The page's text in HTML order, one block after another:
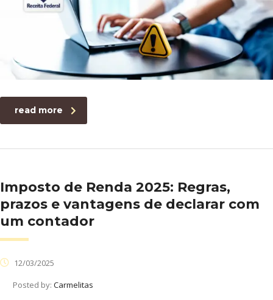
read more
Imposto de Renda 2025: Regras,
prazos e vantagens de declarar com
um contador
12/03/2025
Posted by: Carmelitas